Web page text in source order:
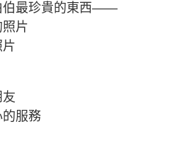
伯最珍貴的東西——
片
服務